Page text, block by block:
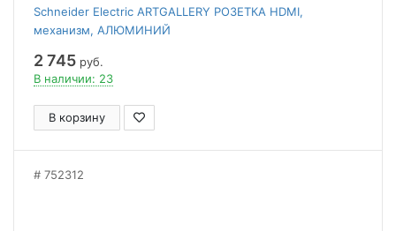
Schneider Electric ARTGALLERY РОЗЕТКА HDMI,
механизм, АЛЮМИНИЙ
2 745 руб.
В наличии: 23
В корзину
752312